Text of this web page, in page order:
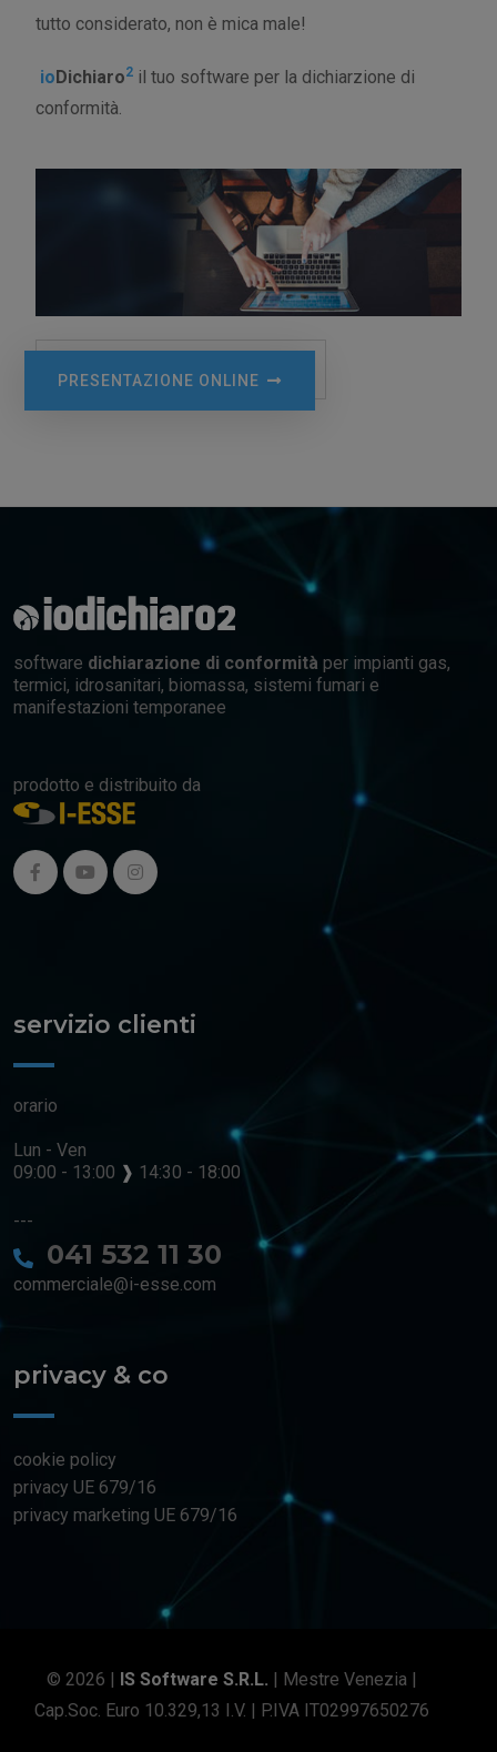
tutto considerato, non è mica male!
io Dichiaro2 il tuo software per la dichiarzione di
conformità.
PRESENTAZIONE ONLINE
software dichiarazione di conformità per impianti gas,
termici, idrosanitari, biomassa, sistemi fumari e
manifestazioni temporanee
prodotto e distribuito da
servizio clienti
orario
Lun - Ven
09:00 - 13:00 ❱ 14:30 - 18:00
---
041 532 11 30
commerciale@i-esse.com
privacy & co
cookie policy
privacy UE 679/16
privacy marketing UE 679/16
© 2026 | IS Software S.r.l. | Mestre Venezia |
Cap.soc. Euro 10.329,13 I.V. | P.IVA IT02997650276